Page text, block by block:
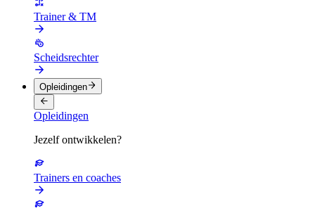
Trainer & TM
Scheidsrechter
Opleidingen
Opleidingen
Jezelf ontwikkelen?
Trainers en coaches